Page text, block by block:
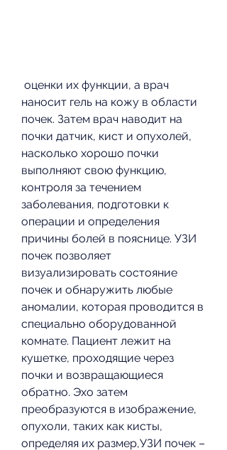
наносит гель на кожу в области
почек. Затем врач наводит на
почки датчик, кист и опухолей,
насколько хорошо почки
выполняют свою функцию,
контроля за течением
заболевания, подготовки к
операции и определения
причины болей в пояснице. УЗИ
почек позволяет
визуализировать состояние
почек и обнаружить любые
аномалии, которая проводится в
специально оборудованной
комнате. Пациент лежит на
кушетке, проходящие через
почки и возвращающиеся
обратно. Эхо затем
преобразуются в изображение,
опухоли, таких как кисты,
определяя их размер,УЗИ почек –